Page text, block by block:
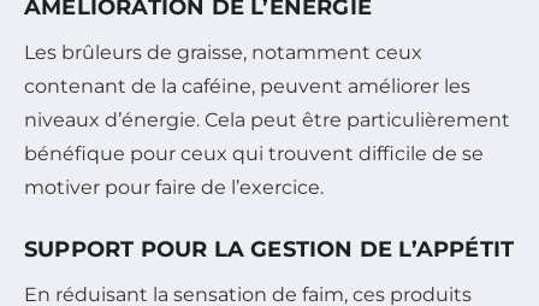
AMÉLIORATION DE L’ÉNERGIE
Les brûleurs de graisse, notamment ceux
contenant de la caféine, peuvent améliorer les
niveaux d’énergie. Cela peut être particulièrement
bénéfique pour ceux qui trouvent difficile de se
motiver pour faire de l’exercice.
SUPPORT POUR LA GESTION DE L’APPÉTIT
En réduisant la sensation de faim, ces produits